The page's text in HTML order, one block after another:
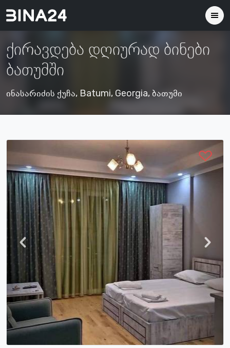
ქირავდება დღიურად ბინები
ბათუმში
ინასარიძის ქუჩა, Batumi, Georgia, ბათუმი